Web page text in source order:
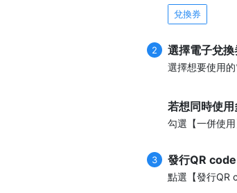
兌換券
2 選擇電子兌換
選擇想要使用的
若想同時使
勾選【一併使
3 發行QR code
點選【發行QR